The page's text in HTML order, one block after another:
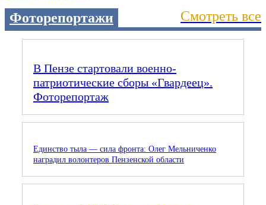
Фоторепортажи Смотреть все
В Пензе стартовали военно-
патриотические сборы «Гвардеец».
Фоторепортаж
Единство тыла — сила фронта: Олег Мельниченко
наградил волонтеров Пензенской области